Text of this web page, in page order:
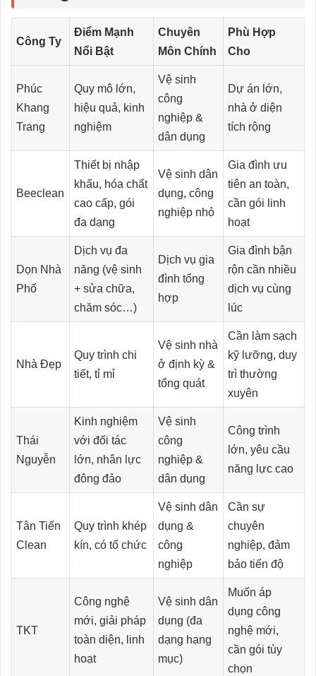
Công Ty
Điểm Mạnh
Nổi Bật
Chuyên
Môn Chính
Phù Hợp
Cho
Phúc
Khang
Trang
Quy mô lớn,
hiệu quả, kinh
nghiệm
Vệ sinh
công
nghiệp &
dân dụng
Dự án lớn,
nhà ở diện
tích rộng
Beeclean
Thiết bị nhập
khẩu, hóa chất
cao cấp, gói
đa dạng
Vệ sinh dân
dụng, công
nghiệp nhỏ
Gia đình ưu
tiên an toàn,
cần gói linh
hoạt
Dọn Nhà
Phố
Dịch vụ đa
năng (vệ sinh
+ sửa chữa,
chăm sóc…)
Dịch vụ gia
đình tổng
hợp
Gia đình bận
rộn cần nhiều
dịch vụ cùng
lúc
Nhà Đẹp
Quy trình chi
tiết, tỉ mỉ
Vệ sinh nhà
ở định kỳ &
tổng quát
Cần làm sạch
kỹ lưỡng, duy
trì thường
xuyên
Thái
Nguyễn
Kinh nghiệm
với đối tác
lớn, nhân lực
đông đảo
Vệ sinh
công
nghiệp &
dân dụng
Công trình
lớn, yêu cầu
năng lực cao
Tân Tiến
Clean
Quy trình khép
kín, có tổ chức
Vệ sinh dân
dụng &
công
nghiệp
Cần sự
chuyên
nghiệp, đảm
bảo tiến độ
TKT
Công nghệ
mới, giải pháp
toàn diện, linh
hoạt
Vệ sinh dân
dụng (đa
dạng hạng
mục)
Muốn áp
dụng công
nghệ mới,
cần gói tùy
chọn